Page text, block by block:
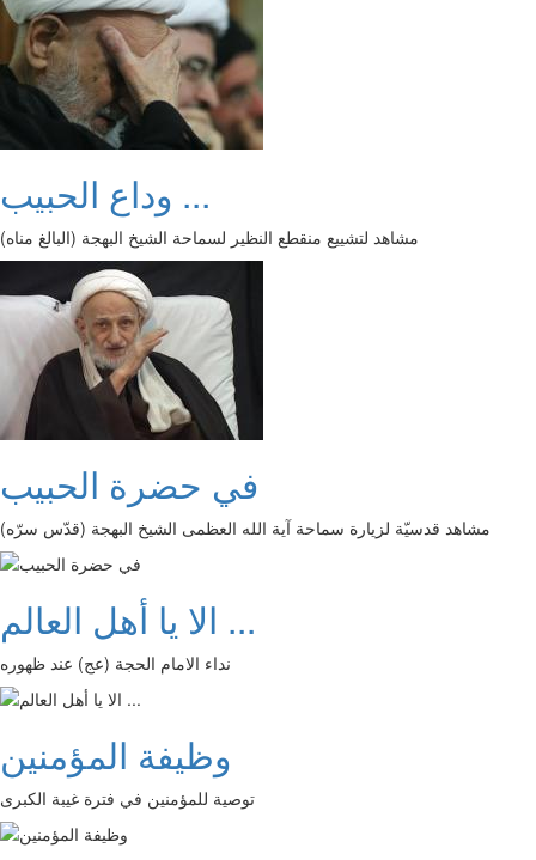
وداع الحبيب ...
مشاهد لتشييع منقطع النظير لسماحة الشيخ البهجة (البالغ مناه)
في حضرة الحبيب
مشاهد قدسيّة لزيارة سماحة آية الله العظمى الشيخ البهجة (قدّس سرّه)
الا يا أهل العالم ...
نداء الامام الحجة (عج) عند ظهوره
وظيفة المؤمنين
توصية للمؤمنين في فترة غيبة الكبرى